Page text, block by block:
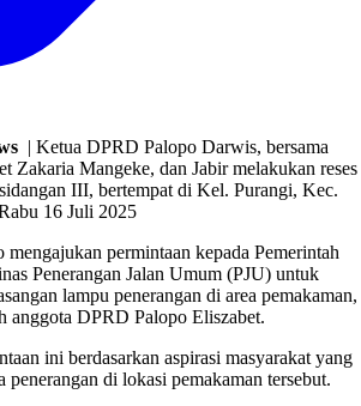
| Ketua DPRD Palopo Darwis, bersama
Zakaria Mangeke, dan Jabir melakukan reses
III, bertempat di Kel. Purangi, Kec.
16 Juli 2025
permintaan kepada Pemerintah
Penerangan Jalan Umum (PJU) untuk
lampu penerangan di area pemakaman,
anggota DPRD Palopo Eliszabet.
ini berdasarkan aspirasi masyarakat yang
di lokasi pemakaman tersebut.